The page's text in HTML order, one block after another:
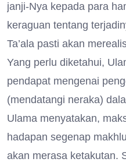
janji-Nya kepada para
keraguan tentang
Ta’ala pasti akan
Yang perlu diketahui,
pendapat mengenai
(mendatangi neraka)
Ulama menyatakan,
hadapan segenap
akan merasa ketakutan.